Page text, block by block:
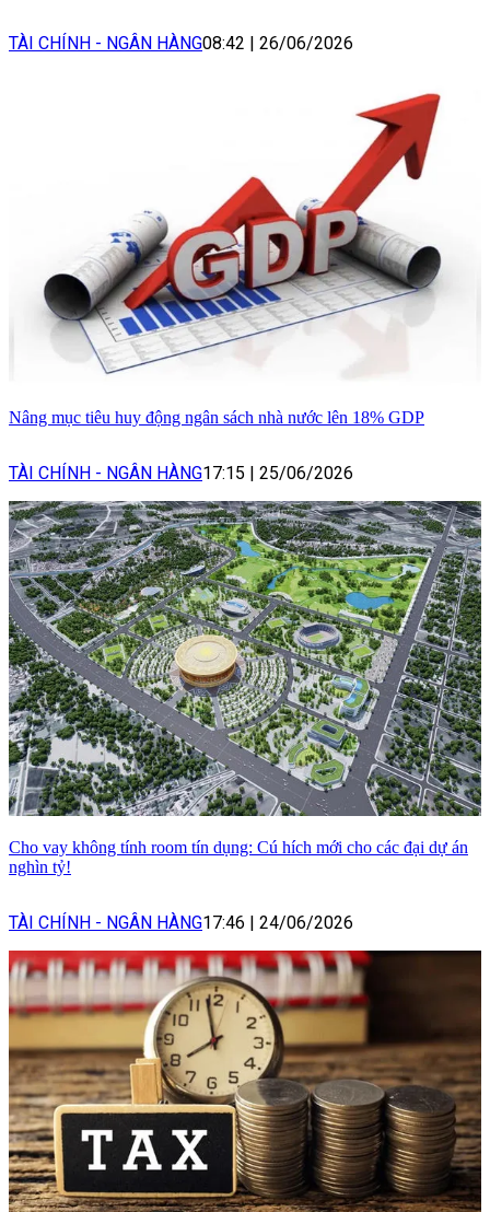
TÀI CHÍNH - NGÂN HÀNG08:42 26/06/2026
Nâng mục tiêu huy động ngân sách nhà nước lên 18% GDP
TÀI CHÍNH - NGÂN HÀNG17:15 25/06/2026
Cho vay không tính room tín dụng: Cú hích mới cho các đại dự án
nghìn tỷ!
TÀI CHÍNH - NGÂN HÀNG17:46 24/06/2026